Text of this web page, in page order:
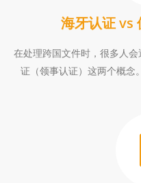
海牙认证 vs
在处理跨国文件时，很多人
证（领事认证）这两个概念